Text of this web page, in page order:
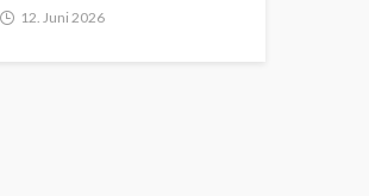
12. Juni 2026